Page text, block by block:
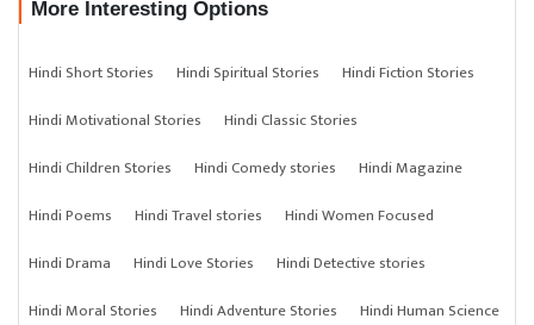
More Interesting Options
Hindi Short Stories Hindi Spiritual Stories
Hindi Fiction Stories
Hindi Motivational Stories
Hindi Classic Stories
Hindi Children Stories
Hindi Comedy stories
Hindi Magazine
Hindi Poems
Hindi Travel stories
Hindi Women Focused
Hindi Drama
Hindi Love Stories
Hindi Detective stories
Hindi Moral Stories
Hindi Adventure Stories
Hindi Human Science